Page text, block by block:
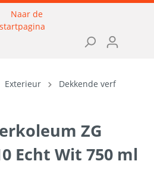
Exterieur
Dekkende verf
ZG
Echt Wit 750 ml